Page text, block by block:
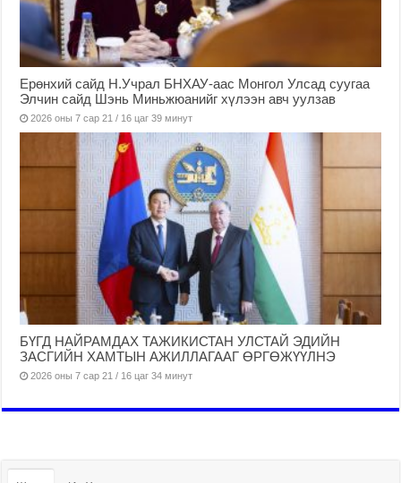
Ерөнхий сайд Н.Учрал БНХАУ-аас Монгол Улсад суугаа
Элчин сайд Шэнь Миньжюанийг хүлээн авч уулзав
2026 оны 7 сар 21 / 16 цаг 39 минут
БҮГД НАЙРАМДАХ ТАЖИКИСТАН УЛСТАЙ ЭДИЙН
ЗАСГИЙН ХАМТЫН АЖИЛЛАГААГ ӨРГӨЖҮҮЛНЭ
2026 оны 7 сар 21 / 16 цаг 34 минут